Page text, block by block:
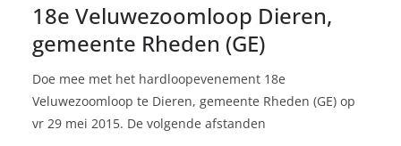
18e Veluwezoomloop Dieren,
gemeente Rheden (GE)
Doe mee met het hardloopevenement 18e
Veluwezoomloop te Dieren, gemeente Rheden (GE) op
vr 29 mei 2015. De volgende afstanden